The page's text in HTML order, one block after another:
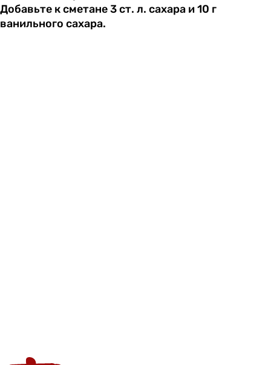
Добавьте к сметане 3 ст. л. сахара и 10 г
ванильного сахара.